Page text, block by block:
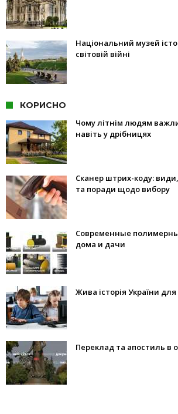
Національний музей
світовій війні
КОРИСНО
Чому літнім людям
навіть у дрібницях
Сканер штрих-коду:
та поради щодо вибору
Современные
дома и дачи
Жива історія України для
Переклад та апостиль в